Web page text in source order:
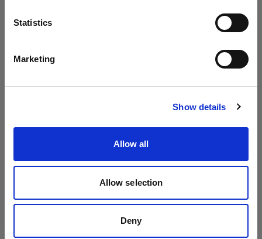
Statistics
Marketing
Show details
Allow all
Allow selection
Deny
サイトにアクセス
お客様の個人情報は、収集された目的に必要な期
間、または現地の法律で許可または要求されてい
グ目的で取り扱われるお客様の連絡先情報は、お
トを持っている限り、その後 2 年間保存されま
す。マーケティング情報の受け取りを希望しない
く必要があります。締結した契約を履行する目的
顧客である限り、またそれ以降の、当社が法的要
件を遵守し、契約に関する請求を管理するために
必要な期間（例えば適用される保証期間中）保存
されます。法的義務を果たす目的で取り扱われる